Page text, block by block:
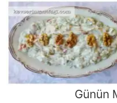
Günün